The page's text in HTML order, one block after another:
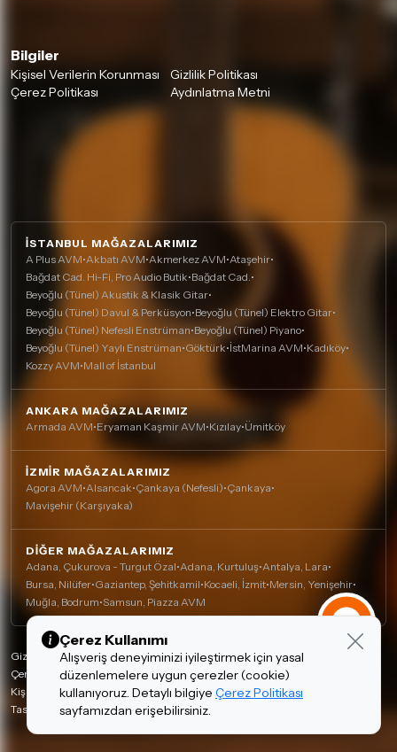
Bilgiler
Kişisel Verilerin Korunması
Gizlilik Politikası
Çerez Politikası
Aydınlatma Metni
İSTANBUL MAĞAZALARIMIZ
A Plus AVM•Akbatı AVM•Akmerkez AVM•Ataşehir•
Bağdat Cad. Hi-Fi, Pro Audio Butik•Bağdat Cad. •
Beyoğlu (Tünel) Akustik & Klasik Gitar•
Beyoğlu (Tünel) Davul & Perküsyon•Beyoğlu (Tünel) Elektro Gitar•
Beyoğlu (Tünel) Nefesli Enstrüman•Beyoğlu (Tünel) Piyano•
Beyoğlu (Tünel) Yaylı Enstrüman•Göktürk•İstMarina AVM•Kadıköy•
Kozzy AVM•Mall of İstanbul
ANKARA MAĞAZALARIMIZ
Armada AVM•Eryaman Kaşmir AVM•Kızılay•Ümitköy
İZMIR MAĞAZALARIMIZ
Agora AVM•Alsancak•Çankaya (Nefesli)•Çankaya•
Mavişehir (Karşıyaka)
DIĞER MAĞAZALARIMIZ
Adana, Çukurova - Turgut Özal•Adana, Kurtuluş•Antalya, Lara•
Bursa, Nilüfer•Gaziantep, Şehitkamil•Kocaeli, İzmit•Mersin, Yenişehir•
Muğla, Bodrum•Samsun, Piazza AVM
Gizlilik Politikası
Çerez Politikası
Kişisel Verilerin Korunması
Tasarım ve Teknoloji:invenera
Çerez Kullanımı
Alışveriş deneyiminizi iyileştirmek için yasal
düzenlemelere uygun çerezler (cookie)
kullanıyoruz. Detaylı bilgiye Çerez Politikası
sayfamızdan erişebilirsiniz.